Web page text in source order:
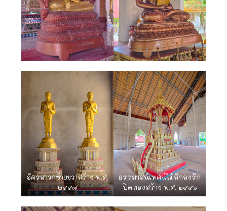
อัครสาวกซ้ายขวาสร้าง พ.ศ.
๒๕๕๗
ธรรมาสน์เทศน์ไม้สักลงรัก
ปิดทองสร้าง พ.ศ. ๒๕๕๖